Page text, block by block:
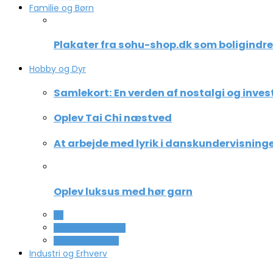
Familie og Børn
Plakater fra sohu-shop.dk som
Hobby og Dyr
Samlekort: En verden af nostalgi og
Oplev Tai Chi næstved
At arbejde med lyrik i
Oplev luksus med hør garn
Industri og Erhverv